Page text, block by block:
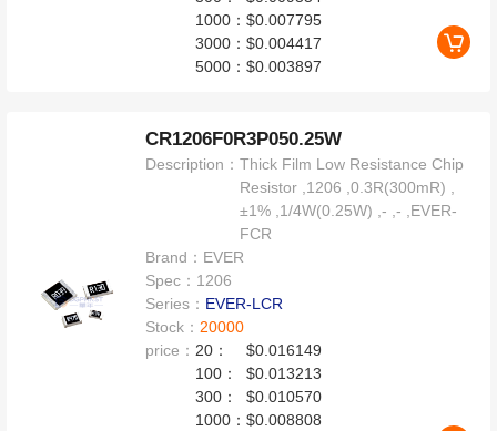
1000：$0.007795
3000：$0.004417
5000：$0.003897
CR1206F0R3P050.25W
Description：Thick Film Low Resistance Chip
Resistor ,1206 ,0.3R(300mR) ,
±1% ,1/4W(0.25W) ,- ,- ,EVER-
FCR
Brand： EVER
Spec： 1206
Series： EVER-LCR
Stock： 20000
price： 20：
$0.016149
100：
$0.013213
300：
$0.010570
1000：$0.008808